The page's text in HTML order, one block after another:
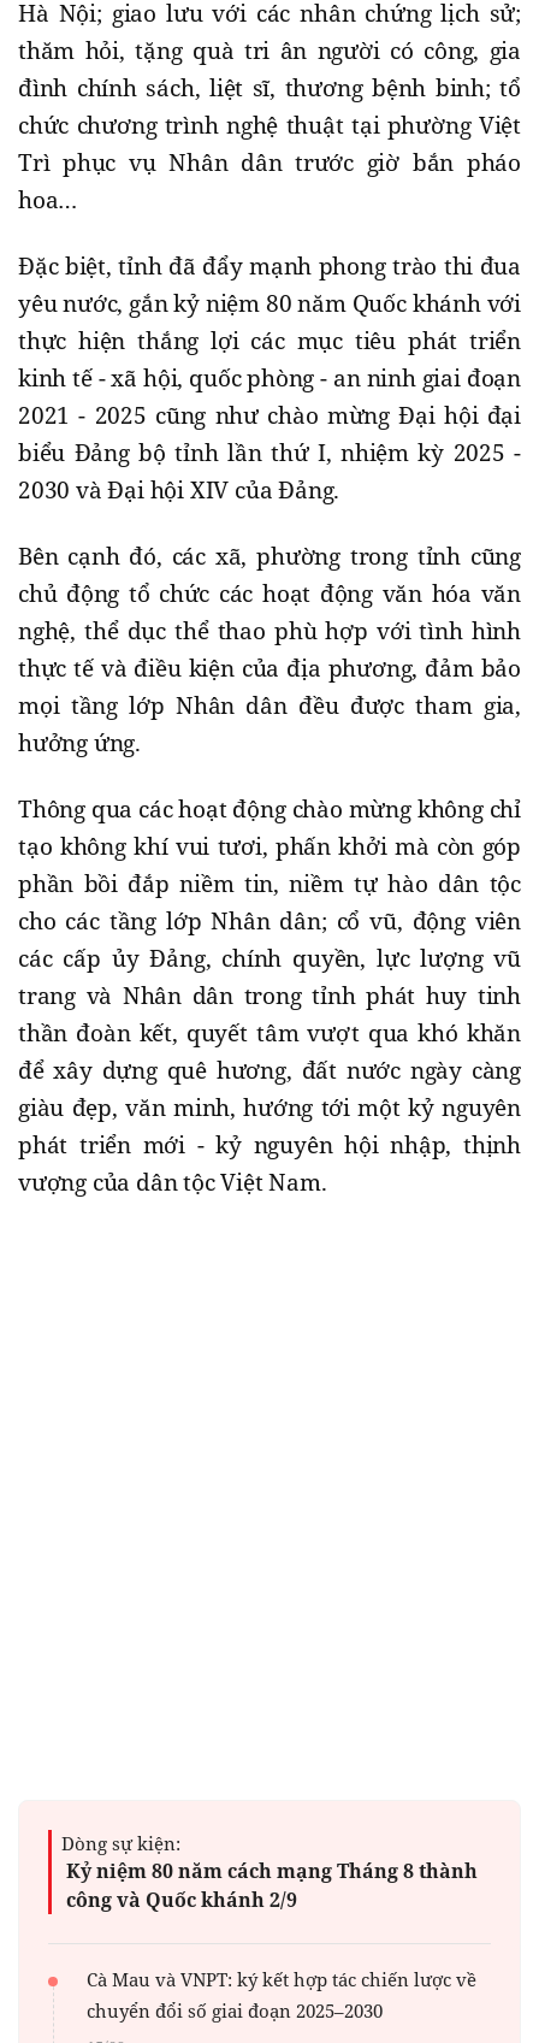
Hà Nội; giao lưu với các nhân chứng lịch sử;
thăm hỏi, tặng quà tri ân người có công, gia
đình chính sách, liệt sĩ, thương bệnh binh; tổ
chức chương trình nghệ thuật tại phường Việt
Trì phục vụ Nhân dân trước giờ bắn pháo
hoa…
Đặc biệt, tỉnh đã đẩy mạnh phong trào thi đua
yêu nước, gắn kỷ niệm 80 năm Quốc khánh với
thực hiện thắng lợi các mục tiêu phát triển
kinh tế - xã hội, quốc phòng - an ninh giai đoạn
2021 - 2025 cũng như chào mừng Đại hội đại
biểu Đảng bộ tỉnh lần thứ I, nhiệm kỳ 2025 -
2030 và Đại hội XIV của Đảng.
Bên cạnh đó, các xã, phường trong tỉnh cũng
chủ động tổ chức các hoạt động văn hóa văn
nghệ, thể dục thể thao phù hợp với tình hình
thực tế và điều kiện của địa phương, đảm bảo
mọi tầng lớp Nhân dân đều được tham gia,
hưởng ứng.
Thông qua các hoạt động chào mừng không chỉ
tạo không khí vui tươi, phấn khởi mà còn góp
phần bồi đắp niềm tin, niềm tự hào dân tộc
cho các tầng lớp Nhân dân; cổ vũ, động viên
các cấp ủy Đảng, chính quyền, lực lượng vũ
trang và Nhân dân trong tỉnh phát huy tinh
thần đoàn kết, quyết tâm vượt qua khó khăn
để xây dựng quê hương, đất nước ngày càng
giàu đẹp, văn minh, hướng tới một kỷ nguyên
phát triển mới - kỷ nguyên hội nhập, thịnh
vượng của dân tộc Việt Nam.
Dòng sự kiện:
Kỷ niệm 80 năm cách mạng Tháng 8 thành
công và Quốc khánh 2/9
Cà Mau và VNPT: ký kết hợp tác chiến lược về
chuyển đổi số giai đoạn 2025–2030